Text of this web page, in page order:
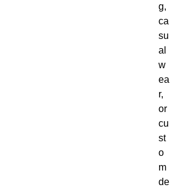
g,
ca
su
al
w
ea
r,
or
cu
st
o
m
de